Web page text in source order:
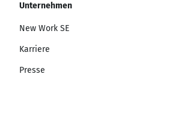
Unternehmen
New Work SE
Karriere
Presse